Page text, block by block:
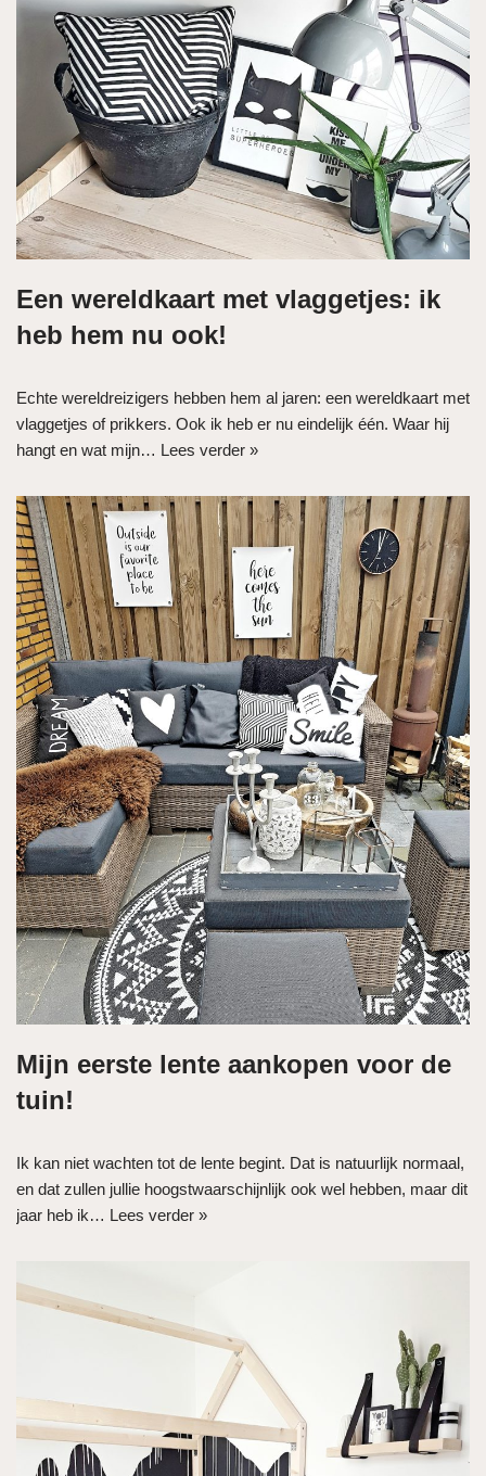
Een wereldkaart met vlaggetjes: ik
heb hem nu ook!
Echte wereldreizigers hebben hem al jaren: een wereldkaart met
vlaggetjes of prikkers. Ook ik heb er nu eindelijk één. Waar hij
hangt en wat mijn… Lees verder »
Mijn eerste lente aankopen voor de
tuin!
Ik kan niet wachten tot de lente begint. Dat is natuurlijk normaal,
en dat zullen jullie hoogstwaarschijnlijk ook wel hebben, maar dit
jaar heb ik… Lees verder »